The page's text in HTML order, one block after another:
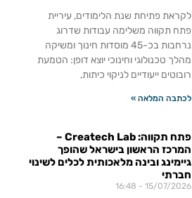
לקראת פתיחת שנת הלימודים, עיריית
פתח תקווה משלימה עבודות שדרוג
נרחבות בכ-45 מוסדות חינוך ומשיקה
מהלך טכנולוגי וחינוכי יוצא דופן: הטמעת
רובוטים ייעודיים לניקוי כיתות,
לכתבה המלאה »
פתח תקווה: Createch Lab –
המרכז הראשון בישראל שהופך
גיימינג ובינה מלאכותית לכלים לשינוי
חברתי
15/07/2026